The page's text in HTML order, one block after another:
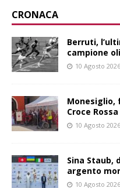
CRONACA
Berruti,
campione
10 Agosto 2026
Monesiglio,
Croce Rossa
10 Agosto 2026
Sina Staub,
argento
10 Agosto 2026